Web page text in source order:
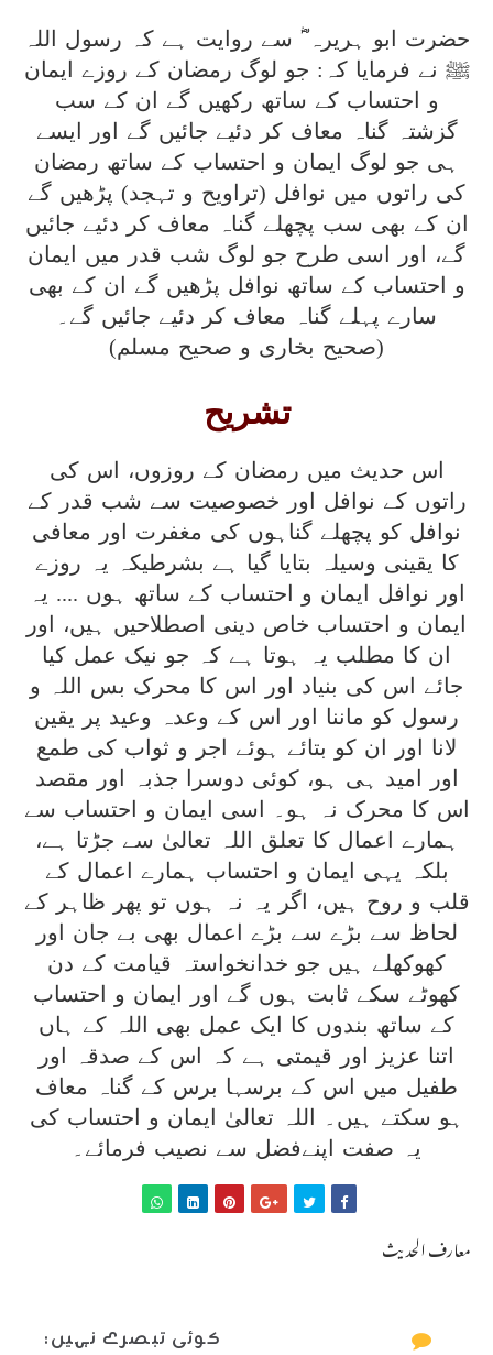
حضرت ابو ہریرہ ؓ سے روایت ہے کہ رسول اللہ
ﷺ نے فرمایا کہ: جو لوگ رمضان کے روزے ایمان
و احتساب کے ساتھ رکھیں گے ان کے سب
گزشتہ گناہ معاف کر دئیے جائیں گے اور ایسے
ہی جو لوگ ایمان و احتساب کے ساتھ رمضان
کی راتوں میں نوافل (تراویح و تہجد) پڑھیں گے
ان کے بھی سب پچھلے گناہ معاف کر دئیے جائیں
گے، اور اسی طرح جو لوگ شب قدر میں ایمان
و احتساب کے ساتھ نوافل پڑھیں گے ان کے بھی
سارے پہلے گناہ معاف کر دئیے جائیں گے۔
(صحیح بخاری و صحیح مسلم)
تشریح
اس حدیث میں رمضان کے روزوں، اس کی
راتوں کے نوافل اور خصوصیت سے شب قدر کے
نوافل کو پچھلے گناہوں کی مغفرت اور معافی
کا یقینی وسیلہ بتایا گیا ہے بشرطیکہ یہ روزے
اور نوافل ایمان و احتساب کے ساتھ ہوں .... یہ
ایمان و احتساب خاص دینی اصطلاحیں ہیں، اور
ان کا مطلب یہ ہوتا ہے کہ جو نیک عمل کیا
جائے اس کی بنیاد اور اس کا محرک بس اللہ و
رسول کو ماننا اور اس کے وعدہ وعید پر یقین
لانا اور ان کو بتائے ہوئے اجر و ثواب کی طمع
اور امید ہی ہو، کوئی دوسرا جذبہ اور مقصد
اس کا محرک نہ ہو۔ اسی ایمان و احتساب سے
ہمارے اعمال کا تعلق اللہ تعالیٰ سے جڑتا ہے،
بلکہ یہی ایمان و احتساب ہمارے اعمال کے
قلب و روح ہیں، اگر یہ نہ ہوں تو پھر ظاہر کے
لحاظ سے بڑے سے بڑے اعمال بھی بے جان اور
کھوکھلے ہیں جو خدانخواستہ قیامت کے دن
کھوٹے سکے ثابت ہوں گے اور ایمان و احتساب
کے ساتھ بندوں کا ایک عمل بھی اللہ کے ہاں
اتنا عزیز اور قیمتی ہے کہ اس کے صدقہ اور
طفیل میں اس کے برسہا برس کے گناہ معاف
ہو سکتے ہیں۔ اللہ تعالیٰ ایمان و احتساب کی
یہ صفت اپنےفضل سے نصیب فرمائے۔
معارف الحدیث
کوئی تبصرے نہیں: